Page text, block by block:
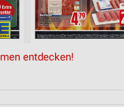
entdecken!